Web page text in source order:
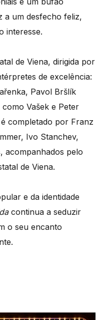
a um desfecho feliz,
interesse.
de Viena, dirigida por
de excelência:
Pavol Bršlík
Vašek e Peter
completado por Franz
Ivo Stanchev,
acompanhados pelo
de Viena.
e da identidade
continua a seduzir
o seu encanto